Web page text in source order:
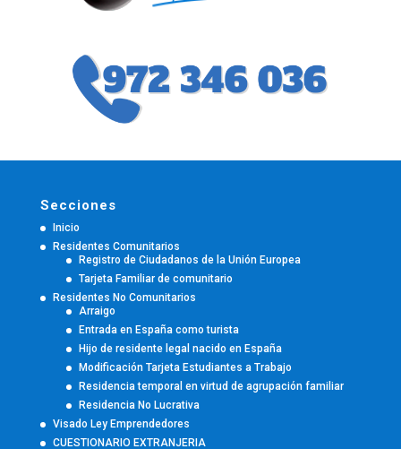
Secciones
Inicio
Residentes Comunitarios
Registro de Ciudadanos de la Unión Europea
Tarjeta Familiar de comunitario
Residentes No Comunitarios
Arraigo
Entrada en España como turista
Hijo de residente legal nacido en España
Modificación Tarjeta Estudiantes a Trabajo
Residencia temporal en virtud de agrupación familiar
Residencia No Lucrativa
Visado Ley Emprendedores
CUESTIONARIO EXTRANJERIA